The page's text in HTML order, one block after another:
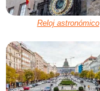
Reloj astronómico